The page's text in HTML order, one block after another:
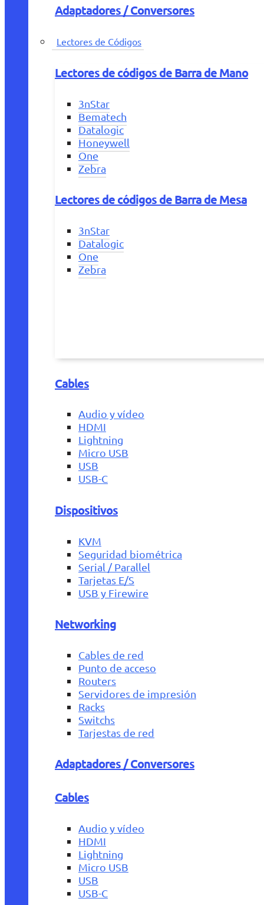
Adaptadores / Conversores
Lectores de Códigos
Lectores de códigos de Barra de Mano
3nStar
Bematech
Datalogic
Honeywell
One
Zebra
Lectores de códigos de Barra de Mesa
3nStar
Datalogic
One
Zebra
Cables
Audio y vídeo
HDMI
Lightning
Micro USB
USB
USB-C
Dispositivos
KVM
Seguridad biométrica
Serial / Parallel
Tarjetas E/S
USB y Firewire
Networking
Cables de red
Punto de acceso
Routers
Servidores de impresión
Racks
Switchs
Tarjestas de red
Adaptadores / Conversores
Cables
Audio y vídeo
HDMI
Lightning
Micro USB
USB
USB-C